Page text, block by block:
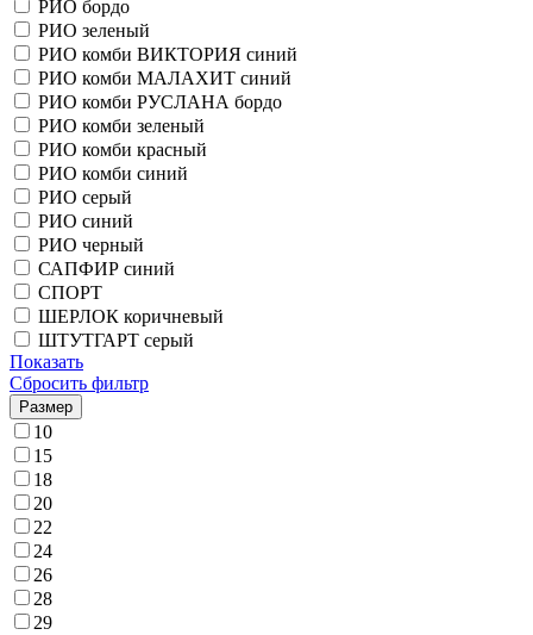
РИО бордо
РИО зеленый
РИО комби ВИКТОРИЯ синий
РИО комби МАЛАХИТ синий
РИО комби РУСЛАНА бордо
РИО комби зеленый
РИО комби красный
РИО комби синий
РИО серый
РИО синий
РИО черный
САПФИР синий
СПОРТ
ШЕРЛОК коричневый
ШТУТГАРТ серый
Показать
Сбросить фильтр
Размер
10
15
18
20
22
24
26
28
29